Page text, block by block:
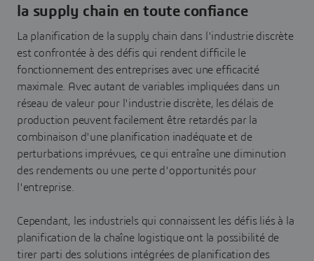
la supply chain en toute confiance
La planification de la supply chain dans l'industrie discrète
est confrontée à des défis qui rendent difficile le
fonctionnement des entreprises avec une efficacité
maximale. Avec autant de variables impliquées dans un
réseau de valeur pour l'industrie discrète, les délais de
production peuvent facilement être retardés par la
combinaison d'une planification inadéquate et de
perturbations imprévues, ce qui entraîne une diminution
des rendements ou une perte d'opportunités pour
l'entreprise.
Cependant, les industriels qui connaissent les défis liés à la
planification de la chaîne logistique ont la possibilité de
tirer parti des solutions intégrées de planification des